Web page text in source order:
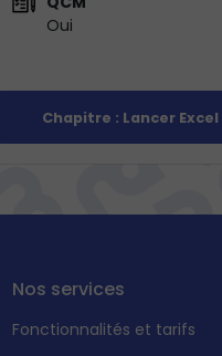
Oui
Chapitre : Lancer Excel
Nos services
Fonctionnalités et tarifs